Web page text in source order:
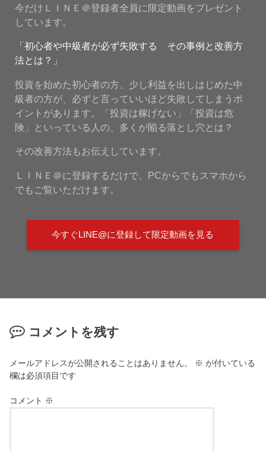
今だけＬＩＮＥ＠登録者全員に限定動画をプレゼント
しています。
「初心者や中級者が必ず失敗する その事例と改善方
法とは？」
投資を始めた初心者の方、少し利益を出しはじめた中
級者の方が、必ずと言っていいほど失敗してしまうポ
イントがあります。「投資は稼げない」「投資は危
険」といっている人の、多くが陥る落とし穴とは？
その改善方法もお伝えしています。
ＬＩＮＥ＠に登録するだけで、PCからでもスマホから
でもご覧いただけます。
今すぐLINE@に登録して限定動画を見る
コメントを残す
メールアドレスが公開されることはありません。 ※ が付いている
欄は必須項目です
コメント ※